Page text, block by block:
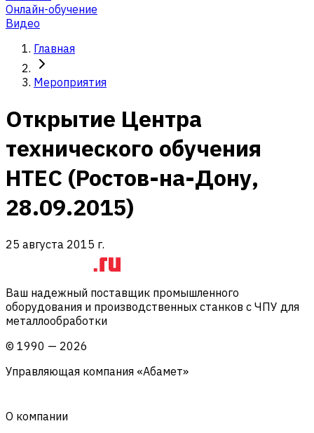
Онлайн-обучение
Видео
Главная
Мероприятия
Открытие Центра
технического обучения
HTEC (Ростов-на-Дону,
28.09.2015)
25 августа 2015 г.
Ваш надежный поставщик промышленного
оборудования и производственных станков с ЧПУ для
металлообработки
© 1990 — 2026
Управляющая компания «Абамет»
О компании